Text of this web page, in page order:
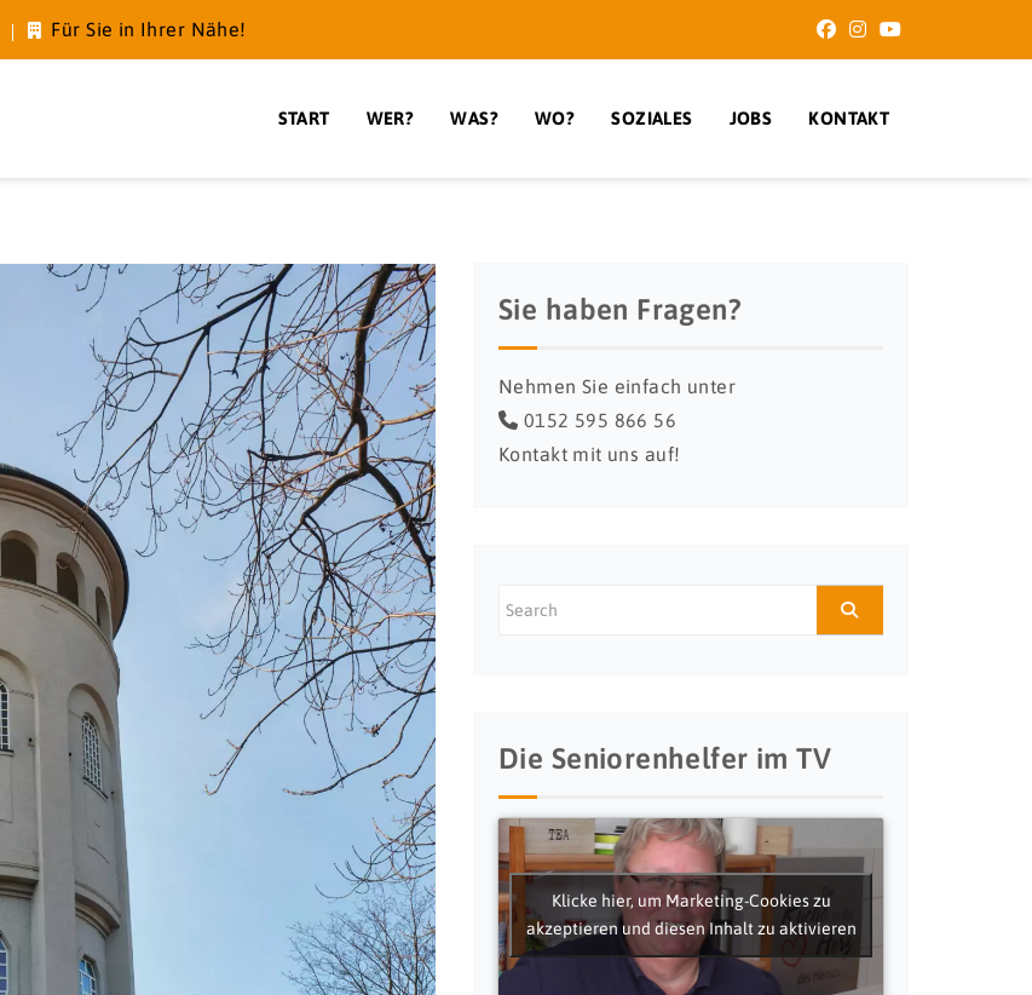
Für Sie in Ihrer Nähe!
START WER? WAS? WO? SOZIALES JOBS KONTAKT
Sie haben Fragen?
Nehmen Sie einfach unter
0152 595 866 56
Kontakt mit uns auf!
Die Seniorenhelfer im TV
Klicke hier, um Marketing-Cookies zu
akzeptieren und diesen Inhalt zu aktivieren